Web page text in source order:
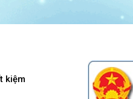
kiệm